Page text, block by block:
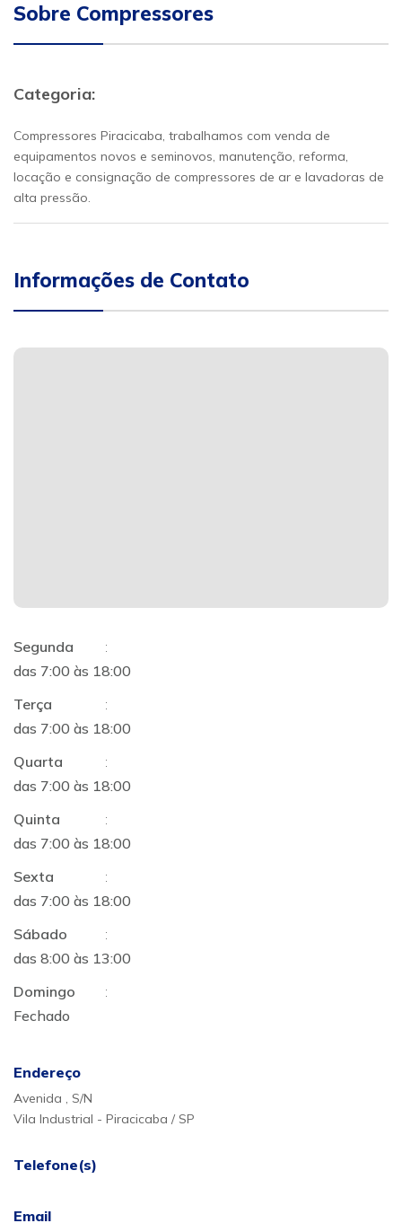
Sobre Compressores
Categoria:
Compressores Piracicaba, trabalhamos com venda de
equipamentos novos e seminovos, manutenção, reforma,
locação e consignação de compressores de ar e lavadoras de
alta pressão.
Informações de Contato
Segunda
:
das 7:00 às 18:00
Terça
:
das 7:00 às 18:00
Quarta
:
das 7:00 às 18:00
Quinta
:
das 7:00 às 18:00
Sexta
:
das 7:00 às 18:00
Sábado
:
das 8:00 às 13:00
Domingo
:
Fechado
Endereço
Avenida , S/N
Vila Industrial - Piracicaba / SP
Telefone(s)
Email